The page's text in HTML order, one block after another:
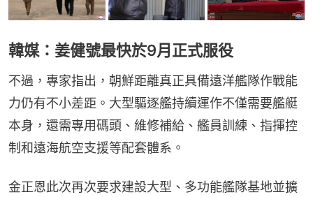
韓媒：姜健號最快於9月正式服役
不過，專家指出，朝鮮距離真正具備遠洋艦隊作戰能
力仍有不小差距。大型驅逐艦持續運作不僅需要艦艇
本身，還需專用碼頭、維修補給、艦員訓練、指揮控
制和遠海航空支援等配套體系。
金正恩此次再次要求建設大型、多功能艦隊基地並擴